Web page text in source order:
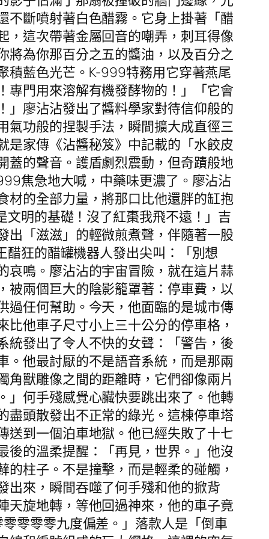
不斷噴射著白色醋霧。它身上掛著「醋
，這次帶著金屬回音的嘲弄，刺耳得像
將為你那百分之五的醬油，以及百分之
積藍色光芒。K-999特務用它穿著燕尾
專門用來溶解有機發酵物的！」「它會
」廖沾沾發出了醬料學家對待信仰般的
氣功般的捏製手法，瞬間擴大成直徑三
是家傳《沾醬秘笈》中記載的「水餃皮
蓋的聲音。護盾劇烈震動，但奇蹟般地
焦急地大喊，中藥味更濃了。廖沾沾
材的全部力量，將那口比他還胖的缸抱
明的基礎！沒了紅棗我飛不遠！」吉
出「滋滋」的輕微煎煮聲，伴隨著一股
狂的醋罐機器人發出尖叫：「別想
哀鳴。廖沾沾的宇宙冒險，就在這片蒜
被兩個巨大的陰影籠罩著：停車費，以
過任何幫助。今天，他面臨的是城市傳
他車子尺寸小上三十公分的停車格，
統發出了令人不快的女聲：「警告，後
。他最討厭的不是語音系統，而是那兩
獸雕像之間的距離時，它們卻像兩片
」何手殘感覺心臟快要跳出來了。他轉
盡頭散發出不正常的綠光。這棟停車塔
送到一個泊車地獄。他已經失敗了十七
後的溫柔提醒：「再見，世界。」他沒
柱子。不是撞擊，而是輕柔的碰觸，
出來，瞬間吞噬了何手殘和他的掀背
天旋地轉，等他回過神來，他的車子竟
零零零九度偏差。」落款人是「倒車